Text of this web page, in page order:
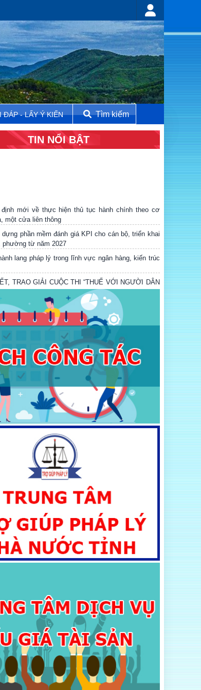
ĐÁP - LẤY Ý KIẾN Tìm kiếm
TIN NỔI BẬT
một cửa liên thông
phần mềm đánh giá KPI cho cán bộ, triển khai
phường từ năm 2027
lang pháp lý trong lĩnh vực ngân hàng, kiến trúc
TRAO GIẢI CUỘC THI “THUẾ VỚI NGƯỜI DÂN
NGHIỆP” VÀ TỌA ĐÀM VỀ CHUYỂN ĐỔI SỐ
TÁC PHỔ BIẾN, GIÁO DỤC PHÁP LUẬT
vụ đấu giá tài sản tỉnh Hà Tĩnh tổ chức thành
giá quyền sử dụng đất tại xã Kỳ Xuân